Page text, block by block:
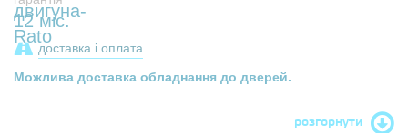
12 міс.
доставка і оплата
Можлива доставка обладнання до дверей.
розгорнути